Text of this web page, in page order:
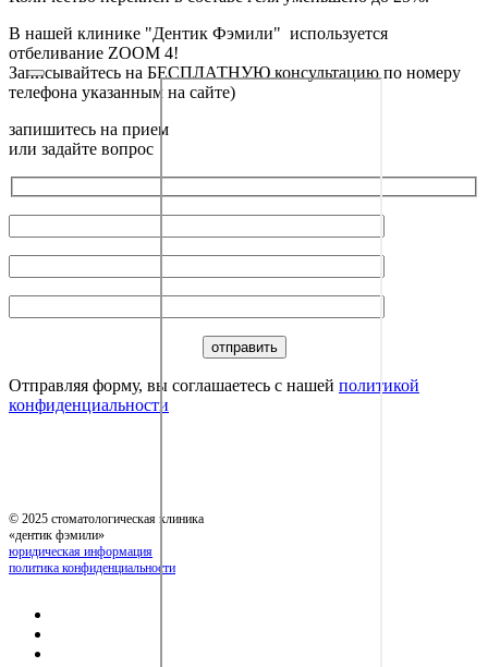
В нашей клинике "Дентик Фэмили" используется
отбеливание ZOOM 4!
Записывайтесь на БЕСПЛАТНУЮ консультацию по номеру
телефона указанным на сайте)
запишитесь на прием
или задайте вопрос
Отправляя форму, вы соглашаетесь с нашей политикой
конфиденциальности
© 2025 стоматологическая клиника
«дентик фэмили»
юридическая информация
политика конфиденциальности